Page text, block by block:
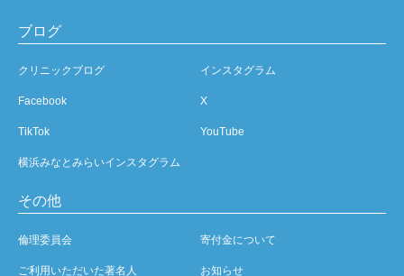
ブログ
クリニックブログ インスタグラム
Facebook X
TikTok YouTube
横浜みなとみらいインスタグラム
その他
倫理委員会 寄付金について
ご利用いただいた著名人 お知らせ